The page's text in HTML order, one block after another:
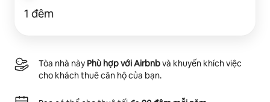
1 đêm
Tòa nhà này Phù hợp với Airbnbvà khuyến khích việc
cho khách thuê căn hộ của bạn.